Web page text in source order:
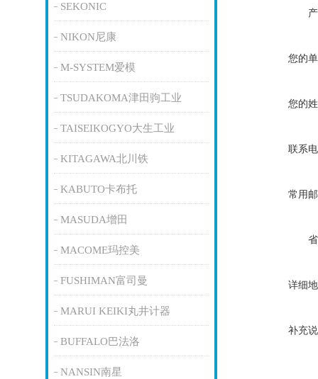
SEKONIC
NIKON尼康
M-SYSTEM爱模
TSUDAKOMA津田驹工业
TAISEIKOGYO大生工业
KITAGAWA北川铁
KABUTO卡布托
MASUDA增田
MACOME玛控美
FUSHIMAN富司曼
MARUI KEIKI丸井计器
BUFFALO巴法洛
NANSIN南星
您的
您的
联系
常用
详细
补充